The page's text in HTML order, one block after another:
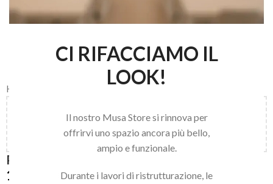
CI RIFACCIAMO IL
LOOK!
Il nostro Musa Store si rinnova per
offrirvi uno spazio ancora più bello,
ampio e funzionale.
Durante i lavori di ristrutturazione, le
Home
150,00€al carrello e ottieni la spedizione
PRESS ON BABY BOOMER SHORT OVAL 02
19,90